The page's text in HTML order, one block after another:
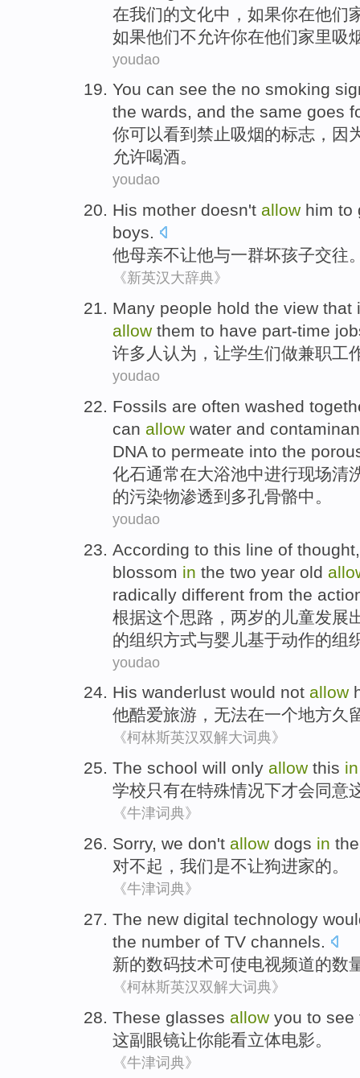
在我们的文化中， 如果你在他们
如果他们不允许你在他们家里吸
youdao
You can see the no smoking
the wards, and the same goes
你可以看到 禁止吸烟的标志 ，因
允许喝酒。
youdao
His mother doesn't allow him to
boys.
他母亲不让他与一群坏孩子交往
《新英汉大辞典》
Many people hold the view that
allow them to have part-time
许多 人 认为 ， 让学生们做兼职工
youdao
Fossils are often washed
can allow water and
DNAto permeate into the
化石通常在大浴池中进行现场清
的污染物渗透到 多孔骨骼中。
youdao
According to this line of thought
blossom in the two year old
radically different from the
根据这个思路 ， 两岁的 儿童发展
的组织方式与婴儿基于动作的组
youdao
His wanderlust would not allow
他酷爱旅游， 无法在一个地方久
《柯林斯英汉双解大词典》
The school will only allow this in
学校只有在特殊情况下才会同意
《牛津词典》
Sorry, we don't allow dogs in
对不起 ， 我们是不让狗进家的。
《牛津词典》
The new digital technology
the number of TV channels.
新的数码技术可使电视频道的数
《柯林斯英汉双解大词典》
These glasses allow you to see
这副眼镜让你能看立体电影 。
《牛津词典》